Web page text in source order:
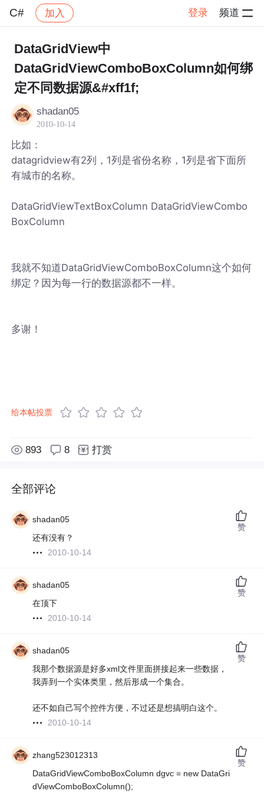
C# 加入 登录 频道
社区 C# 帖子详情
DataGridView中
DataGridViewComboBoxColumn如何绑
定不同数据源&#xff1f;
shadan05
2010-10-14
比如：
datagridview有2列，1列是省份名称，1列是省下面所
有城市的名称。
DataGridViewTextBoxColumn DataGridViewCombo
BoxColumn
我就不知道DataGridViewComboBoxColumn这个如何
绑定？因为每一行的数据源都不一样。
多谢！
给本帖投票
893 8 打赏
全部评论
shadan05
还有没有？
2010-10-14
赞
shadan05
在顶下
2010-10-14
赞
shadan05
我那个数据源是好多xml文件里面拼接起来一些数据，
我弄到一个实体类里，然后形成一个集合。
还不如自己写个控件方便，不过还是想搞明白这个。
2010-10-14
赞
zhang523012313
DataGridViewComboBoxColumn dgvc = new DataGri
dViewComboBoxColumn();
赞